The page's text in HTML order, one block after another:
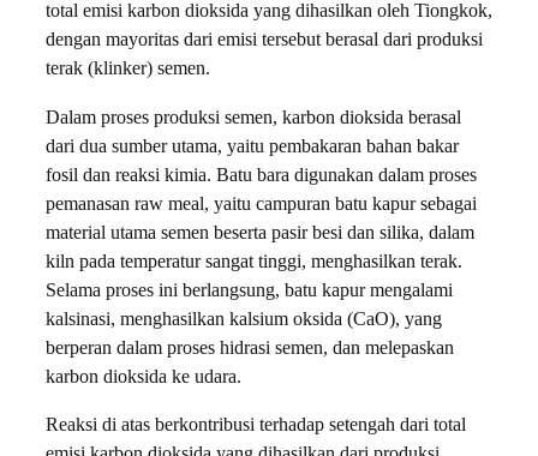
total emisi karbon dioksida yang dihasilkan oleh Tiongkok,
dengan mayoritas dari emisi tersebut berasal dari produksi
terak (klinker) semen.
​Dalam proses produksi semen, karbon dioksida berasal
dari dua sumber utama, yaitu pembakaran bahan bakar
fosil dan reaksi kimia. Batu bara digunakan dalam proses
pemanasan raw meal, yaitu campuran batu kapur sebagai
material utama semen beserta pasir besi dan silika, dalam
kiln pada temperatur sangat tinggi, menghasilkan terak.
Selama proses ini berlangsung, batu kapur mengalami
kalsinasi, menghasilkan kalsium oksida (CaO), yang
berperan dalam proses hidrasi semen, dan melepaskan
karbon dioksida ke udara.
Reaksi di atas berkontribusi terhadap setengah dari total